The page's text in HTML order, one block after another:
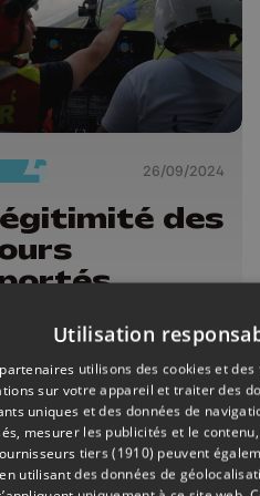
26/09/2024
des
Utilisation
utilisons des cookies et
sur votre appareil et traiter des
uniques et des données de
mesurer les publicités et le
tiers (1910) peuvent
utilisant des données de